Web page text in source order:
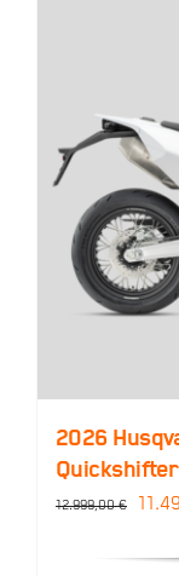
2026
Quickshifter
12.999,00€